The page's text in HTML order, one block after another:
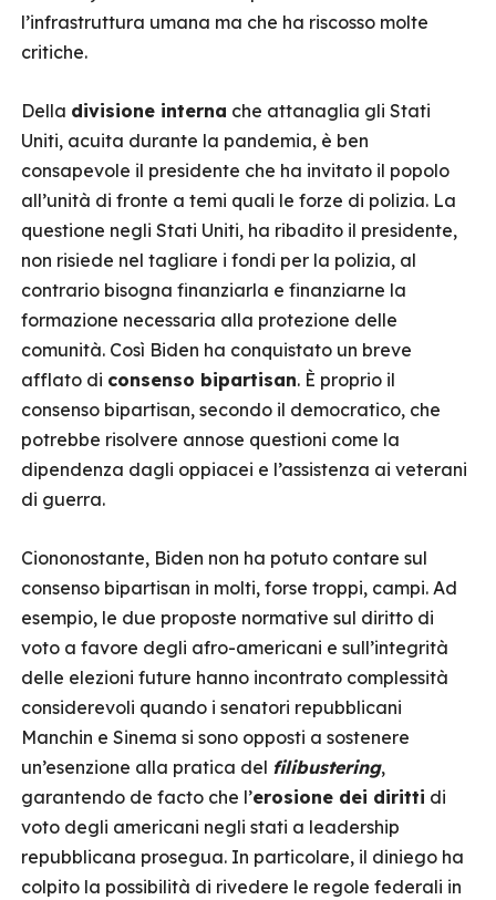
l’infrastruttura umana ma che ha riscosso molte
critiche.
Della divisione interna che attanaglia gli Stati
Uniti, acuita durante la pandemia, è ben
consapevole il presidente che ha invitato il popolo
all’unità di fronte a temi quali le forze di polizia. La
questione negli Stati Uniti, ha ribadito il presidente,
non risiede nel tagliare i fondi per la polizia, al
contrario bisogna finanziarla e finanziarne la
formazione necessaria alla protezione delle
comunità. Così Biden ha conquistato un breve
afflato di consenso bipartisan. È proprio il
consenso bipartisan, secondo il democratico, che
potrebbe risolvere annose questioni come la
dipendenza dagli oppiacei e l’assistenza ai veterani
di guerra.
Ciononostante, Biden non ha potuto contare sul
consenso bipartisan in molti, forse troppi, campi. Ad
esempio, le due proposte normative sul diritto di
voto a favore degli afro-americani e sull’integrità
delle elezioni future hanno incontrato complessità
considerevoli quando i senatori repubblicani
Manchin e Sinema si sono opposti a sostenere
un’esenzione alla pratica del filibustering,
garantendo de facto che l’erosione dei diritti di
voto degli americani negli stati a leadership
repubblicana prosegua. In particolare, il diniego ha
colpito la possibilità di rivedere le regole federali in